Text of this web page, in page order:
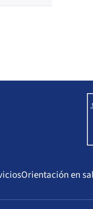
Orientación en